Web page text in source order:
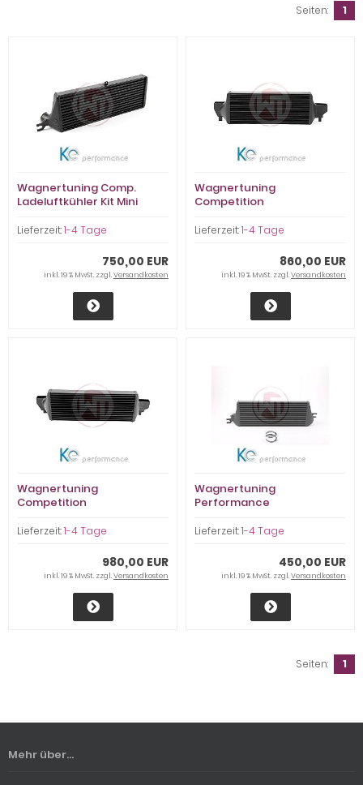
Seiten: 1
Wagnertuning Comp.
Ladeluftkühler Kit Mini
200001049
Lieferzeit:1-4 Tage
750,00 EUR
inkl. 19 % MwSt. zzgl.Versandkosten
Wagnertuning
Competition
F54/55/56/F60 - 200001076
Lieferzeit:1-4 Tage
860,00 EUR
inkl. 19 % MwSt. zzgl.Versandkosten
Wagnertuning
Competition
F54/56/60 JCW - 200001089
Lieferzeit:1-4 Tage
980,00 EUR
inkl. 19 % MwSt. zzgl.Versandkosten
Wagnertuning
Performance
S 2006-2010 - 200001026
Lieferzeit:1-4 Tage
450,00 EUR
inkl. 19 % MwSt. zzgl.Versandkosten
Seiten: 1
Mehr über...